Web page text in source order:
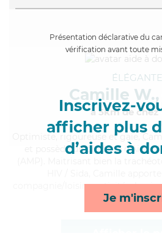
Présentation déclarative du
vérification avant toute
Inscrivez-
afficher plus
d’aides à
Je
ÉLÉGANTE
Camille W.,
à 5km de chez
, rigoureuse et gaie,
et possède un diplôme d'Aide
compagnie/loisirs, activités,